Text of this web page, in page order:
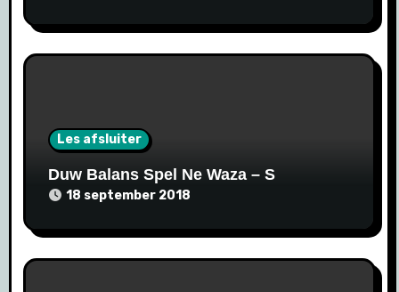
Les afsluiter
Duw Balans Spel Ne Waza – S
18 september 2018